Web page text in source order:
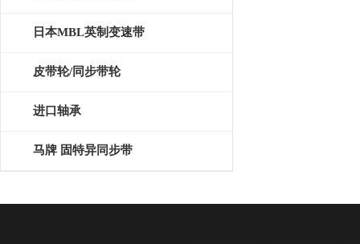
日本MBL英制变速带
皮带轮/同步带轮
进口轴承
马牌 固特异同步带